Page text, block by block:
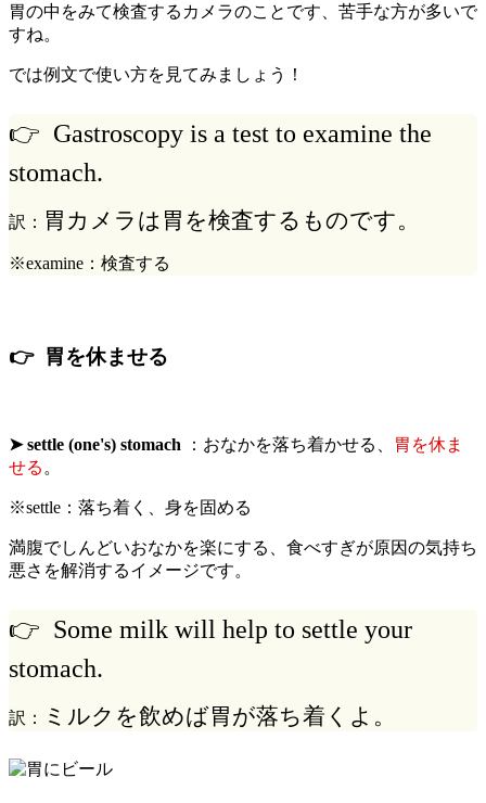
胃の中をみて検査するカメラのことです、苦手な方が多いで
すね。
では例文で使い方を見てみましょう！
👉 Gastroscopy is a test to examine the
stomach.
訳： 胃カメラは胃を検査するものです。
※examine：検査する
👉 胃を休ませる
➤ settle (one's) stomach ：おなかを落ち着かせる、
胃を休ま
せる 。
※settle：落ち着く、身を固める
満腹でしんどいおなかを楽にする、食べすぎが原因の気持ち
悪さを解消するイメージです。
👉 Some milk will help to settle your
stomach.
訳： ミルクを飲めば胃が落ち着くよ。